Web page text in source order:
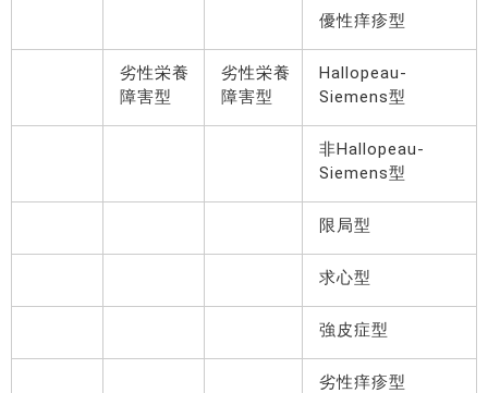
優性痒疹型
劣性栄養
障害型
劣性栄養
障害型
Hallopeau-
Siemens型
非Hallopeau-
Siemens型
限局型
求心型
強皮症型
劣性痒疹型